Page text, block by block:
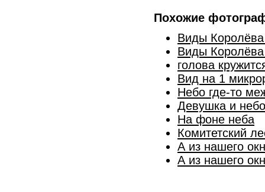
Похожие
Виды
Виды
голова
Вид на 1
Небо где-то
Девушка и небо
На фоне неба
Комитетский
А из нашего
А из нашего